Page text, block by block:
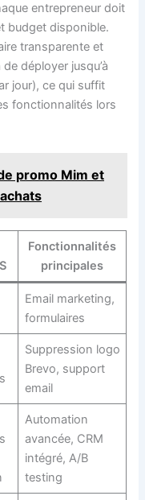
entrepreneur doit
budget disponible.
transparente et
déployer jusqu’à
jour), ce qui suffit
fonctionnalités lors
promo Mim et
Fonctionnalités
principales
Email marketing,
formulaires
Suppression logo
Brevo, support
email
Automation
avancée, CRM
intégré, A/B
testing